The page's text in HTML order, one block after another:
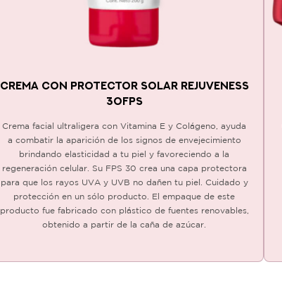
CREMA CON PROTECTOR SOLAR REJUVENESS
30FPS
Crema facial ultraligera con Vitamina E y Colágeno, ayuda
a combatir la aparición de los signos de envejecimiento
brindando elasticidad a tu piel y favoreciendo a la
regeneración celular. Su FPS 30 crea una capa protectora
para que los rayos UVA y UVB no dañen tu piel. Cuidado y
protección en un sólo producto. El empaque de este
producto fue fabricado con plástico de fuentes renovables,
obtenido a partir de la caña de azúcar.